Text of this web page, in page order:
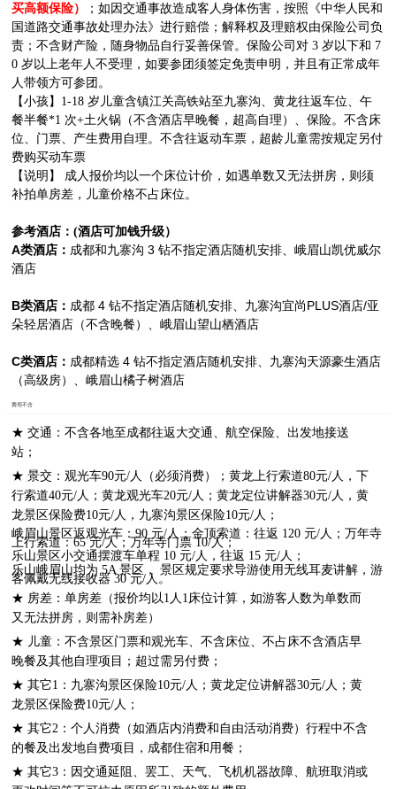
买高额保险）
；如因交通事故造成客人身体伤害，按照《中华人民和
国道路交通事故处理办法》进行赔偿；解释权及理赔权由保险公司负
责；不含财产险，随身物品自行妥善保管。保险公司对 3 岁以下和 7
0 岁以上老年人不受理，如要参团须签定免责申明，并且有正常成年
人带领方可参团。
【小孩】1-18 岁儿童含镇江关高铁站至九寨沟、黄龙往返车位、午
餐半餐*1 次+土火锅（不含酒店早晚餐，超高自理）、保险。不含床
位、门票、产生费用自理。不含往返动车票，超龄儿童需按规定另付
费购买动车票
【说明】 成人报价均以一个床位计价，如遇单数又无法拼房，则须
补拍单房差，儿童价格不占床位。
参考酒店：(酒店可加钱升级）
A类酒店 ： 成都和九寨沟 3 钻不指定酒店随机安排、峨眉山凯优威尔
酒店
B类酒店 ： 成都 4 钻不指定酒店随机安排、九寨沟宜尚PLUS酒店/亚
朵轻居酒店（不含晚餐）、峨眉山望山栖酒店
C类酒店 ： 成都精选 4 钻不指定酒店随机安排、九寨沟天源豪生酒店
（高级房）、峨眉山橘子树酒店
费用不含
★ 交通：不含各地至成都往返大交通、航空保险、出发地接送
站；
★ 景交：观光车90元/人（必须消费）；黄龙上行索道80元/人，下
行索道40元/人；黄龙观光车20元/人；黄龙定位讲解器30元/人，黄
龙景区保险费10元/人，九寨沟景区保险10元/人；
峨眉山景区返观光车：90 元/人；金顶索道：往返 120 元/人；万年寺
上行索道：65 元/人；万年寺门票 10/人；
乐山景区小交通摆渡车单程 10 元/人，往返 15 元/人；
​乐山峨眉山均为 5A 景区， 景区规定要求导游使用无线耳麦讲解，游
客佩戴无线接收器 30 元/人。
★ 房差：单房差（报价均以1人1床位计算，如游客人数为单数而
又无法拼房，则需补房差）
★ 儿童：不含景区门票和观光车、不含床位、不占床不含酒店早
晚餐及其他自理项目；超过需另付费；
★ 其它1：九寨沟景区保险10元/人；黄龙定位讲解器30元/人；黄
龙景区保险费10元/人；
★ 其它2：个人消费（如酒店内消费和自由活动消费）行程中不含
的餐及出发地自费项目，成都住宿和用餐；
★ 其它3：因交通延阻、罢工、天气、飞机机器故障、航班取消或